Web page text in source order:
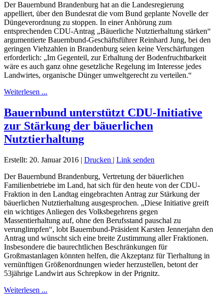
Der Bauernbund Brandenburg hat an die Landesregierung
appelliert, über den Bundesrat die vom Bund geplante Novelle der
Düngeverordnung zu stoppen. In einer Anhörung zum
entsprechenden CDU-Antrag „Bäuerliche Nutztierhaltung stärken“
argumentierte Bauernbund-Geschäftsführer Reinhard Jung, bei den
geringen Viehzahlen in Brandenburg seien keine Verschärfungen
erforderlich: „Im Gegenteil, zur Erhaltung der Bodenfruchtbarkeit
wäre es auch ganz ohne gesetzliche Regelung im Interesse jedes
Landwirtes, organische Dünger umweltgerecht zu verteilen.“
Weiterlesen ...
Bauernbund unterstützt CDU-Initiative
zur Stärkung der bäuerlichen
Nutztierhaltung
Erstellt: 20. Januar 2016 | Drucken | Link senden
Der Bauernbund Brandenburg, Vertretung der bäuerlichen
Familienbetriebe im Land, hat sich für den heute von der CDU-
Fraktion in den Landtag eingebrachten Antrag zur Stärkung der
bäuerlichen Nutztierhaltung ausgesprochen. „Diese Initiative greift
ein wichtiges Anliegen des Volksbegehrens gegen
Massentierhaltung auf, ohne den Berufsstand pauschal zu
verunglimpfen“, lobt Bauernbund-Präsident Karsten Jennerjahn den
Antrag und wünscht sich eine breite Zustimmung aller Fraktionen.
Insbesondere die baurechtlichen Beschränkungen für
Großmastanlagen könnten helfen, die Akzeptanz für Tierhaltung in
vernünftigen Größenordnungen wieder herzustellen, betont der
53jährige Landwirt aus Schrepkow in der Prignitz.
Weiterlesen ...